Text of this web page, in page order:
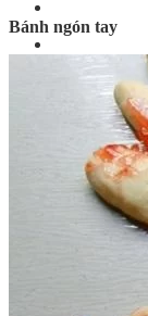
Chưa
Giỏ hàng
Chưa có
Bánh ngón tay